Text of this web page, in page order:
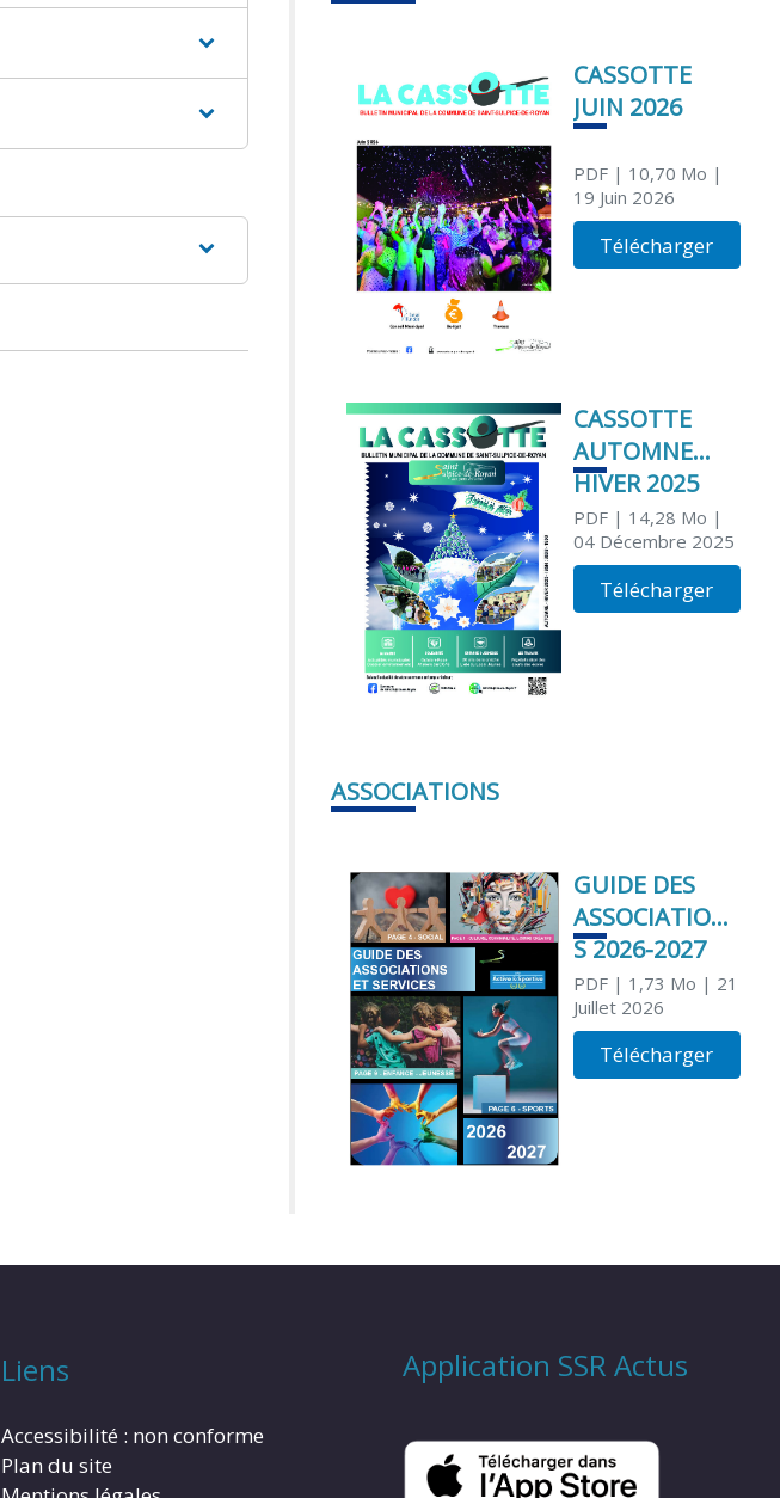
CASSOTTE
JUIN 2026
PDF| 10,70 Mo |
19 Juin 2026
Télécharger
CASSOTTE
AUTOMNE
HIVER 2025
PDF| 14,28 Mo |
04 Décembre 2025
Télécharger
ASSOCIATIONS
GUIDE DES
ASSOCIATION
S 2026-2027
PDF| 1,73 Mo | 21
Juillet 2026
Télécharger
Liens
Accessibilité : non conforme
Plan du site
Application SSR Actus